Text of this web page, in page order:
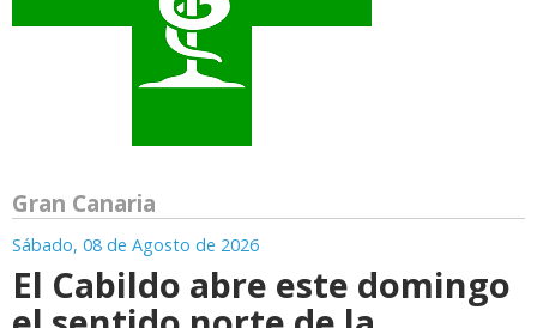
Gran Canaria
Sábado, 08 de Agosto de 2026
El Cabildo abre este domingo